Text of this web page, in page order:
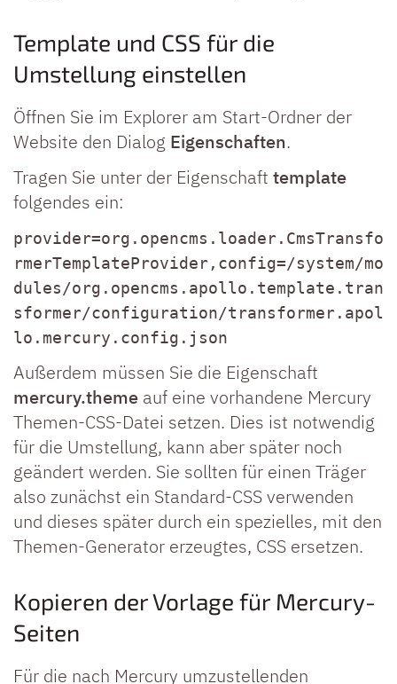
Template und CSS für die
Umstellung einstellen
Öffnen Sie im Explorer am Start-Ordner der
Website den Dialog Eigenschaften.
Tragen Sie unter der Eigenschaft template
folgendes ein:
provider=org.opencms.loader.CmsTransfo
rmerTemplateProvider,config=/system/mo
dules/org.opencms.apollo.template.tran
sformer/configuration/transformer.apol
lo.mercury.config.json
Außerdem müssen Sie die Eigenschaft
mercury.theme auf eine vorhandene Mercury
Themen-CSS-Datei setzen. Dies ist notwendig
für die Umstellung, kann aber später noch
geändert werden. Sie sollten für einen Träger
also zunächst ein Standard-CSS verwenden
und dieses später durch ein spezielles, mit den
Themen-Generator erzeugtes, CSS ersetzen.
Kopieren der Vorlage für Mercury-
Seiten
Für die nach Mercury umzustellenden